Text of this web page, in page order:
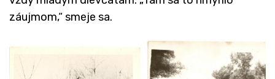
záujmom,“ smeje sa.